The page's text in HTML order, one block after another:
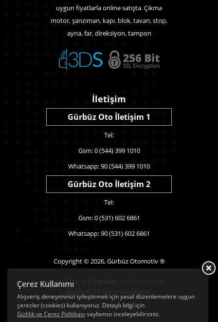
Çerez Kullanımı
Alışveriş deneyiminizi iyileştirmek için yasal düzenlemelere uygun
çerezler (cookies) kullanıyoruz. Detaylı bilgi için
Gizlilik ve Çerez Politikası sayfamızı inceleyebilirsiniz.
uygun fiyatlarla online satışta. Çıkma
motor, şanzıman, kapı. blok, tavan, stop,
ayna, far, direksiyon, tampon
İletişim
Gürbüz Oto İletişim 1
Tel:
Gsm: 0 (544) 399 1010
Whatsapp: 90 (544) 399 1010
Gürbüz Oto İletişim 2
Tel:
Gsm: 0 (531) 602 6861
Whatsapp: 90 (531) 602 6861
Copyright © 2026, Gürbüz Otomotiv ®
Bu Site,